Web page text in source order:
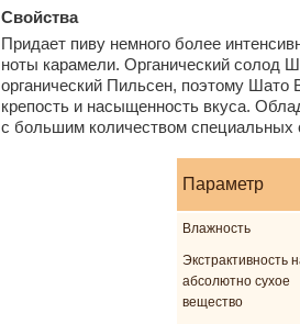
Свойства
Придает пиву немного более
ноты карамели. Органический солод
органический Пильсен, поэтому Шато
крепость и насыщенность вкуса.
с большим количеством специальных
Параметр
Влажность
Экстрактивность
абсолютно сухое
вещество